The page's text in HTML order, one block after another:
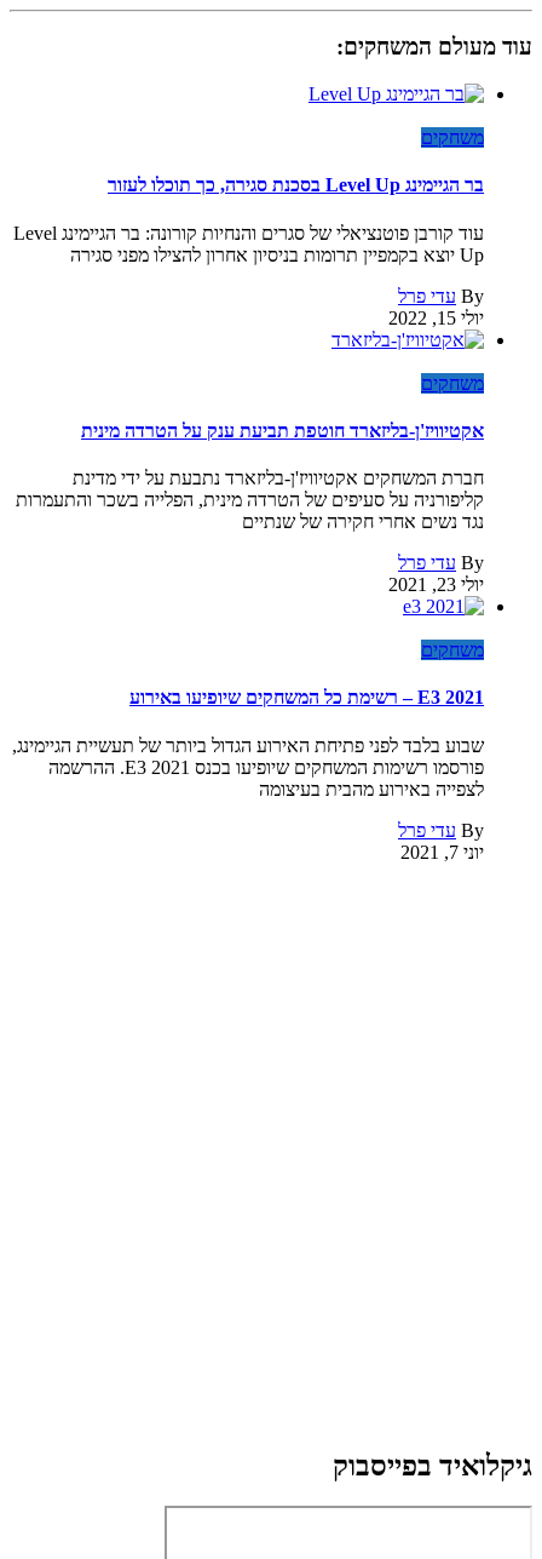
עוד מעולם המשחקים:
משחקים
בר הגיימינג Level Up בסכנת סגירה, כך תוכלו לעזור
עוד קורבן פוטנציאלי של סגרים והנחיות קורונה: בר הגיימינג Level
Up יוצא בקמפיין תרומות בניסיון אחרון להצילו מפני סגירה
By עדי פרל
יולי 15, 2022
משחקים
אקטיוויז'ן-בליזארד חוטפת תביעת ענק על הטרדה מינית
חברת המשחקים אקטיוויז'ן-בליזארד נתבעת על ידי מדינת
קליפורניה על סעיפים של הטרדה מינית, הפלייה בשכר והתעמרות
נגד נשים אחרי חקירה של שנתיים
By עדי פרל
יולי 23, 2021
משחקים
E3 2021 – רשימת כל המשחקים שיופיעו באירוע
שבוע בלבד לפני פתיחת האירוע הגדול ביותר של תעשיית הגיימינג,
פורסמו רשימות המשחקים שיופיעו בכנס E3 2021. ההרשמה
לצפייה באירוע מהבית בעיצומה
By עדי פרל
יוני 7, 2021
גיקלואיד בפייסבוק